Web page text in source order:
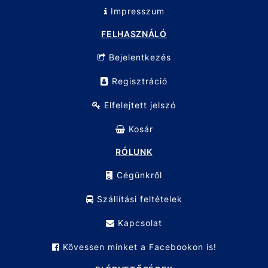
Impresszum
FELHASZNÁLÓ
Bejelentkezés
Regisztráció
Elfelejtett jelszó
Kosár
RÓLUNK
Cégünkről
Szállítási feltételek
Kapcsolat
Kövessen minket a Facebookon is!